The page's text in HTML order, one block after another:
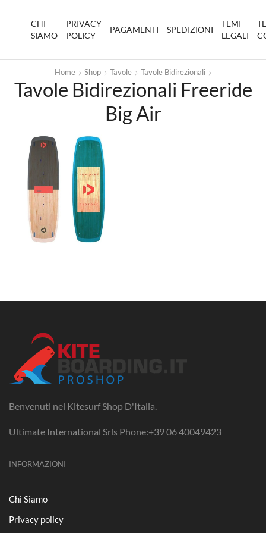
CHI
SIAMO
PRIVACY
POLICY
PAGAMENTI SPEDIZIONI
TEMI
LEGALI
Home Shop Tavole Tavole Bidirezionali
Tavole Bidirezionali Freeride
Big Air
Benvenuti nel Kitesurf Shop D'Italia.
Ultimate International Srls Phone:+39 06 40049423
INFORMAZIONI
Chi Siamo
Privacy policy